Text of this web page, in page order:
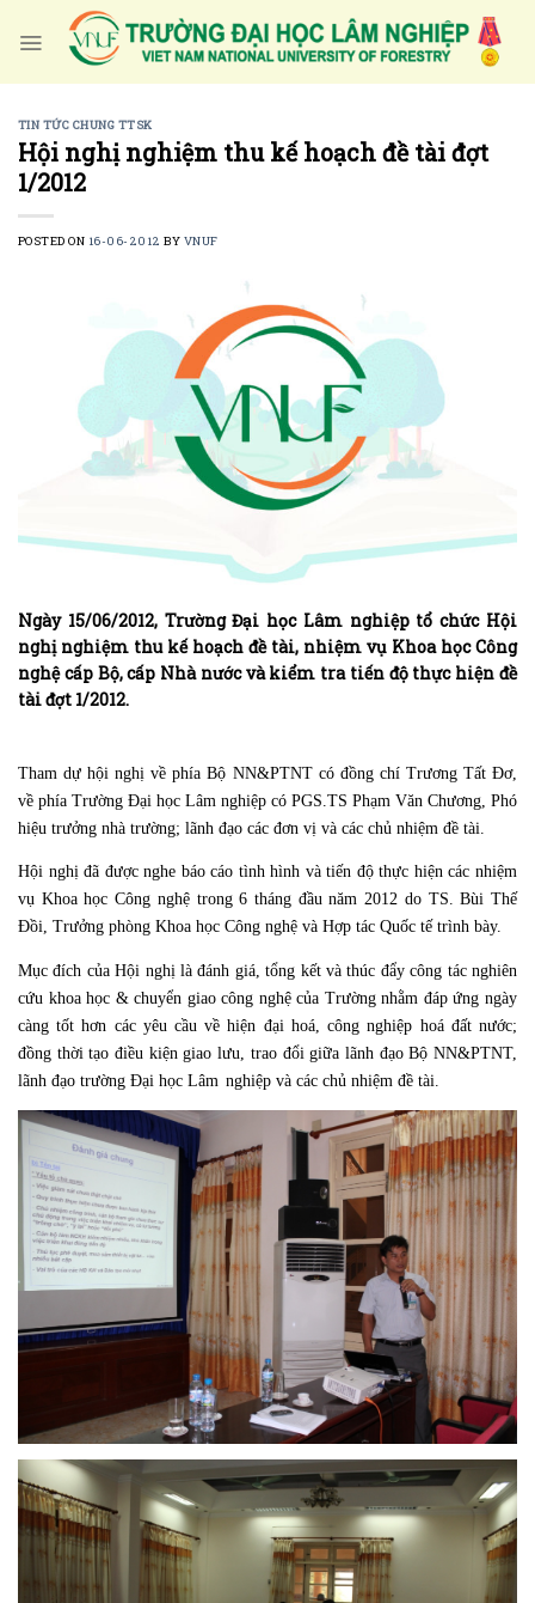
TIN TỨC CHUNG TTSK
Hội nghị nghiệm thu kế hoạch đề tài đợt
1/2012
POSTED ON 16-06-2012 BY VNUF
Ngày 15/06/2012, Trường Đại học Lâm nghiệp tổ chức Hội
nghị nghiệm thu kế hoạch đề tài, nhiệm vụ Khoa học Công
nghệ cấp Bộ, cấp Nhà nước và kiểm tra tiến độ thực hiện đề
tài đợt 1/2012.
Tham dự hội nghị về phía Bộ NN&PTNT có đồng chí Trương Tất Đơ,
về phía Trường Đại học Lâm nghiệp có PGS.TS Phạm Văn Chương, Phó
hiệu trưởng nhà trường; lãnh đạo các đơn vị và các chủ nhiệm đề tài.
Hội nghị đã được nghe báo cáo tình hình và tiến độ thực hiện các nhiệm
vụ Khoa học Công nghệ trong 6 tháng đầu năm 2012 do TS. Bùi Thế
Đồi, Trưởng phòng Khoa học Công nghệ và Hợp tác Quốc tế trình bày.
Mục đích của Hội nghị là đánh giá, tổng kết và thúc đẩy công tác nghiên
cứu khoa học & chuyển giao công nghệ của Trường nhằm đáp ứng ngày
càng tốt hơn các yêu cầu về hiện đại hoá, công nghiệp hoá đất nước;
đồng thời tạo điều kiện giao lưu, trao đổi giữa lãnh đạo Bộ NN&PTNT,
lãnh đạo trường Đại học Lâm nghiệp và các chủ nhiệm đề tài.